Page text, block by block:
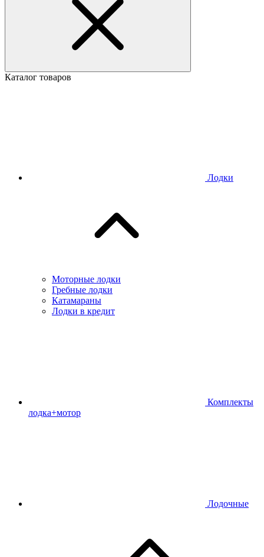
Каталог товаров
Лодки
Моторные лодки
Гребные лодки
Катамараны
Лодки в кредит
Комплекты
лодка+мотор
Лодочные